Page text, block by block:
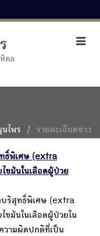
ดล
นไพร รายละเอียดข่าว
ธิ์พิเศษ (extra
ขมันในเลือดผู้ป่วย
บริสุทธิ์พิเศษ (extra
มันในเลือดผู้ป่วยใน
ามผิดปกติที่เป็น